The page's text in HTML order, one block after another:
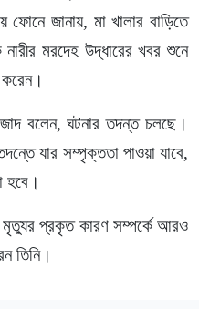
জানায়, মা খালার বাড়িতে
মরদেহ উদ্ধারের খবর শুনে
করেন।
বলেন, ঘটনার তদন্ত চলছে।
যার সম্পৃক্ততা পাওয়া যাবে,
হবে।
মৃত্যুর প্রকৃত কারণ সম্পর্কে আরও
তিনি।